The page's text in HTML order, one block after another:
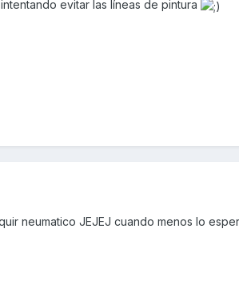
evitar las líneas de pintura
neumatico JEJEJ cuando menos lo